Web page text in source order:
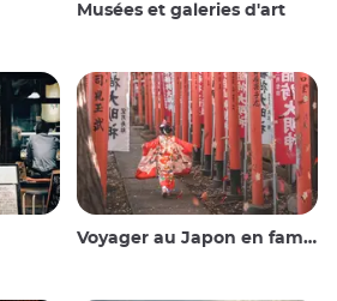
Musées et galeries d'art
Voyager au Japon en famille